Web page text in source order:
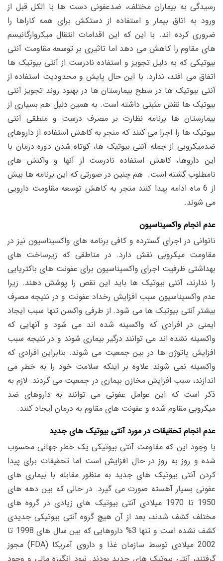
رسیدگی به بیماران مختلف، ضدعفونی دست ها با الکل قبل از
ورود به اتاق بیمار و استفاده از دستکش برای همه کاراها را
ضروری کرده اند. با این که این اقدامات انتقال میکروارگانیسم
های مقاوم را کاهش می دهد اما تاثیری بر توسعه مقاومت آنتی
بیوتیکی که به دلیل تجویز و استفاده نادرست از آنتی بیوتیک ها
اتفاق می افتد، ندارد. با این حال پایش و محدودیت استفاده از
آنتی بیوتیک ها در سطح بیمارستان ها در بهبود روند تجویز آنتی
بیوتیک ها نقش مثبتی داشته است. به همین دلیل هم بسیاری از
بیمارستان ها برنامه نظارت بر مصرف درست و منطقی آنتی
بیوتیک ها را اجرا می کنند که منجر به کاهش استفاده از داروهای
ضدمیکروبی از جمله آنتی بیوتیک ها، کوتاه شدن دوره درمان با
این داروها، کاهش استفاده نادرست از آنها و واکنش های
نامطلوب گشته است. هم چنین در صورتی که این برنامه ها بیش
از 6 ماه ادامه پیدا کنند منجر به کاهش توسعه مقاومت دارویی
می شوند.
عدم انجام واکسیناسیون
ناتوانی در اجرای گسترده و کافی برنامه های واکسیناسیون نیز در
مقاومت میکروبی نقش دارد. در مناطقی که زیرساخت های
بهداشتی ظرفیت اجرای واکسیناسیون برای عفونت های باکتریایی
را ندارند، آنتی بیوتیک ها باید این نقص را پوشش دهند. زیرا
عدم واکسیناسیون سبب افزایش رخداد عفونت و در نتیجه مصرف
بیشتر آنتی بیوتیک ها می شود. از طرفی واکسن تنها سبب ایجاد
ایمنی در افرادی که واکسینه شده اند می شود و آنهایی که
واکسینه نشده اند می توانند درگیر بیماری شوند و در نتیجه سبب
افزایش پاتوژن ها در بین جمعیت می شوند. بنابراین افرادی که
واکسینه نمی شوند علاوه بر اینکه سلامت خود را به خطر می
اندازند، سبب افزایش مخازن بیماری در جمعیت می گردند. لازم به
ذکر است که این عوامل عفونی می توانند به داروهای ضد
میکروبی مقاوم شده و عفونت های مقاوم به درمان ایجاد کنند.
عدم انجام تحقیقات در مورد آنتی بیوتیک های جدید
با وجود این که مقاومت آنتی بیوتیکی یک خطر جهانی محسوب
شده و روز به روز در حال افزایش است اما تحقیقات برای پیدا
کردن آنتی بیوتیک های جدید به منظور مقابله با بیماری های
عفونی بسیار آهسته صورت می گیرد. در حالی که بین دهه های
1950 تا 1970 میلادی آنتی بیوتیک های زیادی در گروه های
مختلف کشف شدند، بعد از آن هیچ گروه آنتی بیوتیکی جدیدی
کشف نشده است و تنها 3% داروهایی که بین سال های 1998 تا
2002 میلادی توسط سازمان غذا و داروی آمریکا (FDA) مجوز